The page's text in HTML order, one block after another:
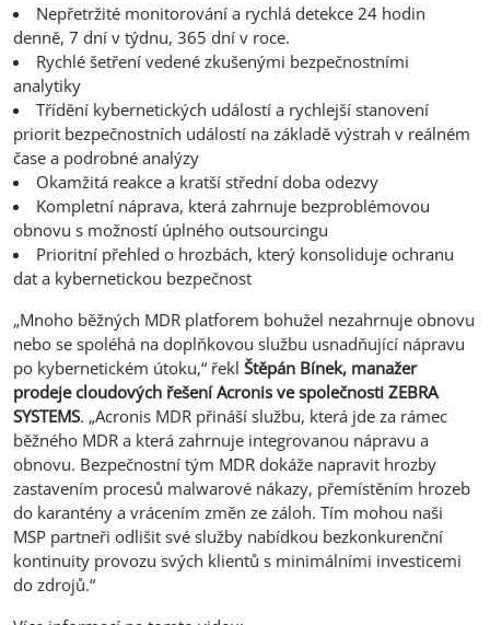
Nepřetržité monitorování a rychlá detekce 24 hodin
denně, 7 dní v týdnu, 365 dní v roce.
Rychlé šetření vedené zkušenými bezpečnostními
analytiky
Třídění kybernetických událostí a rychlejší stanovení
priorit bezpečnostních událostí na základě výstrah v reálném
čase a podrobné analýzy
Okamžitá reakce a kratší střední doba odezvy
Kompletní náprava, která zahrnuje bezproblémovou
obnovu s možností úplného outsourcingu
Prioritní přehled o hrozbách, který konsoliduje ochranu
dat a kybernetickou bezpečnost
„Mnoho běžných MDR platforem bohužel nezahrnuje obnovu
nebo se spoléhá na doplňkovou službu usnadňující nápravu
po kybernetickém útoku,“ řekl Štěpán Bínek, manažer
prodeje cloudových řešení Acronis ve společnosti ZEBRA
SYSTEMS. „Acronis MDR přináší službu, která jde za rámec
běžného MDR a která zahrnuje integrovanou nápravu a
obnovu. Bezpečnostní tým MDR dokáže napravit hrozby
zastavením procesů malwarové nákazy, přemístěním hrozeb
do karantény a vrácením změn ze záloh. Tím mohou naši
MSP partneři odlišit své služby nabídkou bezkonkurenční
kontinuity provozu svých klientů s minimálními investicemi
do zdrojů.“